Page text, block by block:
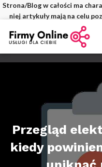
Strona/Blog w całości ma
niej artykuły mają na celu
wpisów nie pochodzi od
Przegląd
kiedy